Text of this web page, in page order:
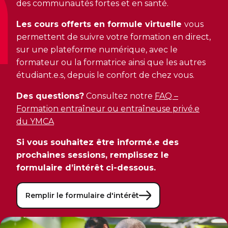
pour enfants
Inscriptions prioritaires : 17 août |
Inscriptions générales : 19 août
DEVENIR MEMBRE
ACTIVITÉS PHYSIQUES
Gym
Cours de groupe
Installations
Notre équipe
Guide des parents
Expérience internationale
L'histoire de Kanawana
Ancien.ne.s de Kanawana
Trouver un camp de vacances
Inscriptions prioritaires : 17 août |
Inscriptions générales : 19 août
INTERVENTION ET PRÉVENTION
Prévention des dépendances
PERSÉVÉRANCE SCOLAIRE
Soutien aux familles
Prévention du décrochage scolaire
CERTIFICATIONS PHYSIQUES
Entraînement privé
Entraînement de groupe
Entraînement pour aîné.e.s
Aquaforme
Formation continue
Voir tout
Sauvetage
Secourisme et RCR
Réinsertion sociale
Travaux compensatoires
Aide à l'emploi
Travail alternatif journalier
TRAVAIL DE RUE ET DE MILIEU
Dans la rue
À YUL Montréal-Trudeau
des communautés fortes et en santé.
Les cours offerts en formule virtuelle vous
permettent de suivre votre formation en direct,
sur une plateforme numérique, avec le
formateur ou la formatrice ainsi que les autres
étudiant.e.s, depuis le confort de chez vous.
Des questions? Consultez notre FAQ –
Formation entraîneur ou entraîneuse privé.e
du YMCA
Si vous souhaitez être informé.e des
prochaines sessions, remplissez le
formulaire d’intérêt ci-dessous.
Remplir le formulaire d'intérêt